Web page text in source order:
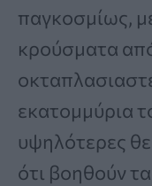
παγκοσμίως,
κρούσματα
εκατομμύρια
υψηλότερες
ότι βοηθούν